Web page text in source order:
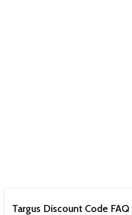
Targus Discount Code FAQ